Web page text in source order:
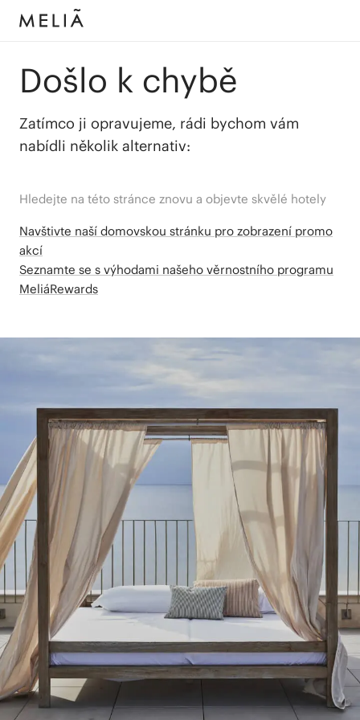
Došlo k chybě
Zatímco ji opravujeme, rádi bychom vám
nabídli několik alternativ:
Hledejte na této stránce znovu a objevte skvělé hotely
Navštivte naší domovskou stránku pro zobrazení promo
akcí
Seznamte se s výhodami našeho věrnostního programu
MeliáRewards